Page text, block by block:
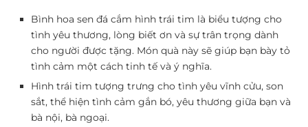
Bình hoa sen đá cắm hình trái tim là biểu tượng cho
tình yêu thương, lòng biết ơn và sự trân trọng dành
cho người được tặng. Món quà này sẽ giúp bạn bày tỏ
tình cảm một cách tinh tế và ý nghĩa.
Hình trái tim tượng trưng cho tình yêu vĩnh cửu, son
sắt, thể hiện tình cảm gắn bó, yêu thương giữa bạn và
bà nội, bà ngoại.